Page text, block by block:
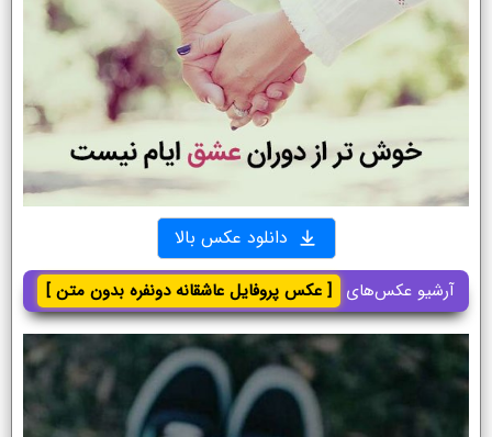
دانلود عکس بالا
آرشیو عکس‌های [ عکس پروفایل عاشقانه دونفره بدون متن ]